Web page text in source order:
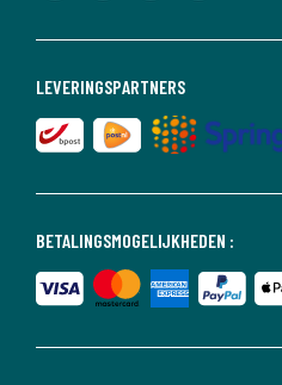
BETALINGSMOGELIJKHEDEN :
LEVERINGSPARTNERS